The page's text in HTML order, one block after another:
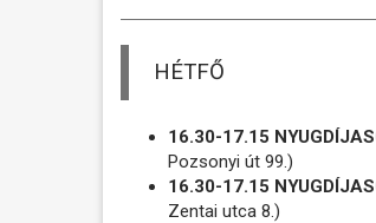
HÉTFŐ
16.30-17.15
Pozsonyi út 99.)
16.30-17.15
Zentai utca 8.)